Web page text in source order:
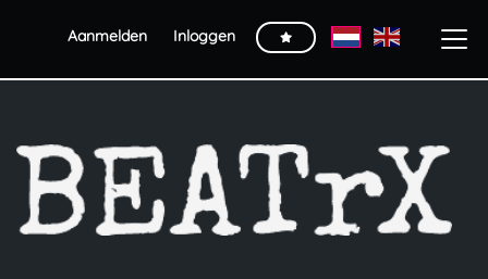
Aanmelden Inloggen